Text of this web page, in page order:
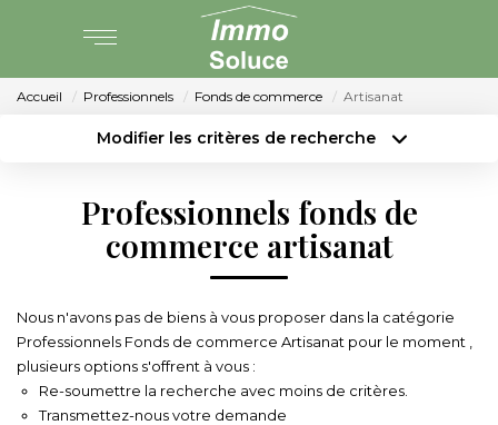
VENTE
LOCATION
GESTION LOCATIVE
Accueil Professionnels Fonds de commerce Artisanat
Modifier les critères de recherche
Sélectionnez...
Type de bien
Surface min
Créer une alerte
Professionnels fonds de
commerce artisanat
Nous n'avons pas de biens à vous proposer dans la catégorie
Professionnels Fonds de commerce Artisanat pour le moment ,
plusieurs options s'offrent à vous :
Re-soumettre la recherche avec moins de critères.
Transmettez-nous votre demande